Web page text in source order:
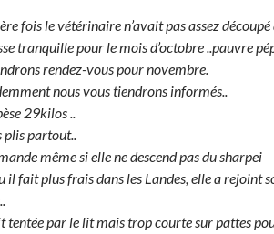
fois le vétérinaire n’avait pas assez découpé
tranquille pour le mois d’octobre ..pauvre
rendez-vous pour novembre.
nous vous tiendrons informés..
29kilos ..
plis partout..
même si elle ne descend pas du sharpei
il fait plus frais dans les Landes, elle a rejoint
tentée par le lit mais trop courte sur pattes